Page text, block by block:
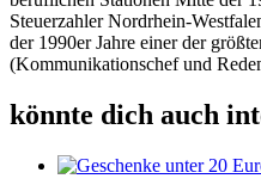
Steuerzahler Nordrhein-
der 1990er Jahre einer der
(Kommunikationschef und
könnte dich auch